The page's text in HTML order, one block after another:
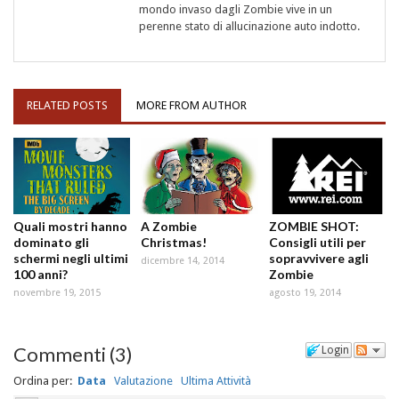
mondo invaso dagli Zombie vive in un
perenne stato di allucinazione auto indotto.
RELATED POSTS MORE FROM AUTHOR
Quali mostri hanno
dominato gli
schermi negli ultimi
100 anni?
novembre 19, 2015
A Zombie
Christmas!
dicembre 14, 2014
ZOMBIE SHOT:
Consigli utili per
sopravvivere agli
Zombie
agosto 19, 2014
Login
Commenti (3)
Ordina per: Data Valutazione Ultima Attività